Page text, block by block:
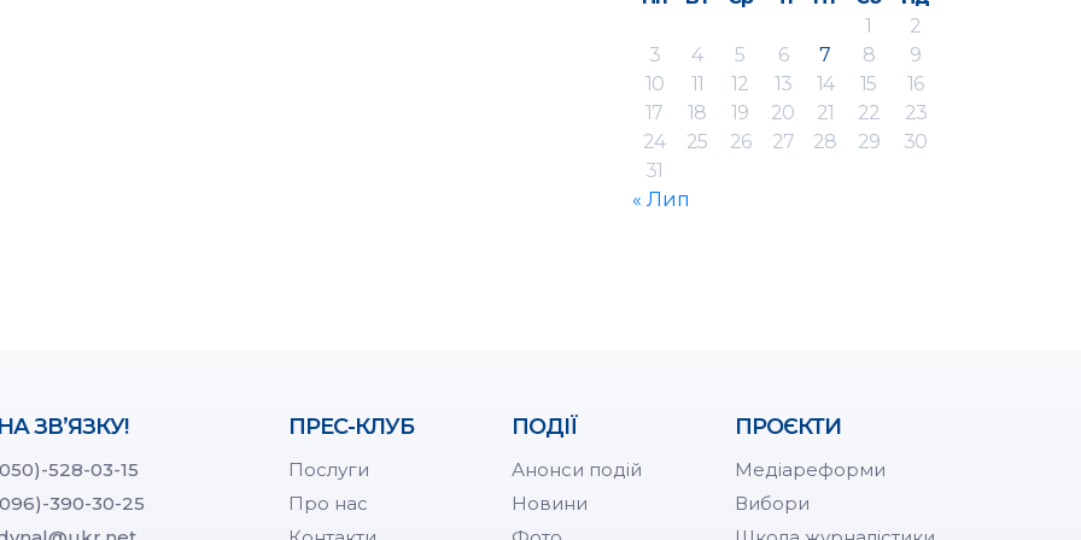
1
2
3
4 5 6 7 8
9
10
11 12 13 14 15
16
17
18 19 20 21 22
23
24
25 26 27 28 29
30
31
« Лип
ЗВ’ЯЗКУ!
528-03-15
390-30-25
ПРЕС-КЛУБ
Послуги
Про нас
ПОДІЇ
Анонси подій
Новини
ПРОЄКТИ
Медіареформи
Вибори